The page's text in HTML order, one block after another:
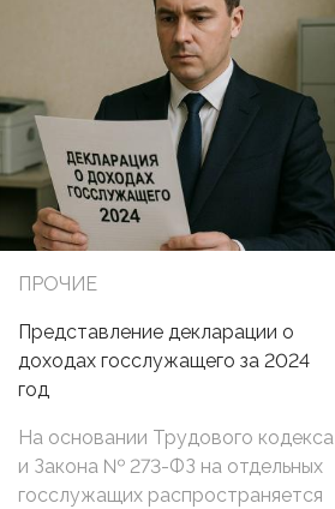
ПРОЧИЕ
Представление декларации о
доходах госслужащего за 2024
год
На основании Трудового кодекса
и Закона № 273-ФЗ на отдельных
госслужащих распространяется